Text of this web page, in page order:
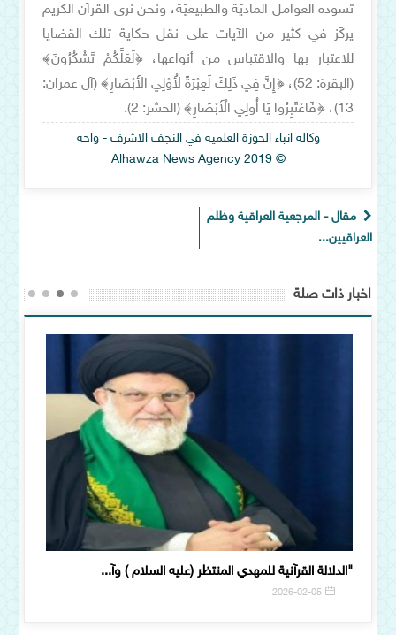
تسوده العوامل الماديّة والطبيعيّة، ونحن نرى القرآن الكريم
يركّز في كثير من الآيات على نقل حكاية تلك القضايا
للاعتبار بها والاقتباس من أنواعها، ﴿لَعَلَّكُمْ تَشْكُرُونَ﴾
(البقرة: 52)، ﴿إِنَّ فِي ذَلِكَ لَعِبْرَةً لأُوْلِي الأَبْصَارِ﴾ (آل عمران:
13)، ﴿فَاعْتَبِرُوا يَا أُولِي الْأَبْصَارِ﴾ (الحشر: 2).
وكالة انباء الحوزة العلمية في النجف الاشرف - واحة
© Alhawza News Agency 2019
مقال - المرجعية العراقية وظلم
العراقيين...
اخبار ذات صلة
"الدلالة القرآنية للمهدي المنتظر (عليه السلام ) وآ...
2026-02-05